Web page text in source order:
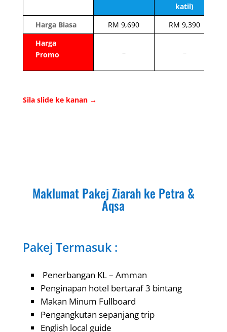
katil)
Harga Biasa
RM 9,690
RM 9,390
Harga
Promo
– –
Sila slide ke kanan →
Maklumat Pakej Ziarah ke Petra &
Aqsa
Pakej Termasuk :
Penerbangan KL – Amman
Penginapan hotel bertaraf 3 bintang
Makan Minum Fullboard
Pengangkutan sepanjang trip
English local guide